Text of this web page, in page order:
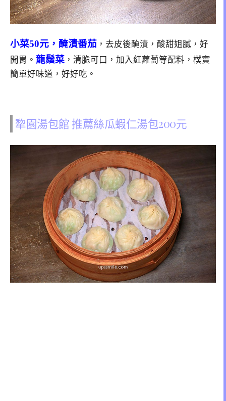
小菜50元，醃漬番茄 ，去皮後醃漬，酸甜姐膩，好
開胃。 龍鬚菜 ，清脆可口，加入紅蘿蔔等配料，樸實
簡單好味道，好好吃。
犂園湯包館 推薦絲瓜蝦仁湯包200元